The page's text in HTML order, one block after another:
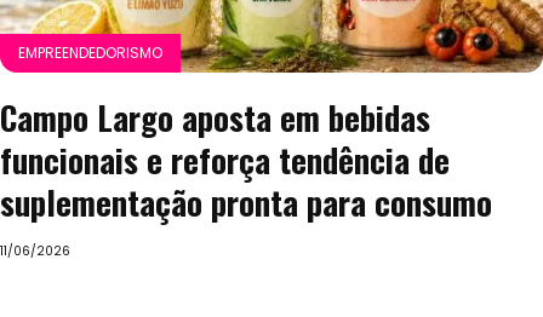
EMPREENDEDORISMO
Campo Largo aposta em bebidas
funcionais e reforça tendência de
suplementação pronta para consumo
11/06/2026